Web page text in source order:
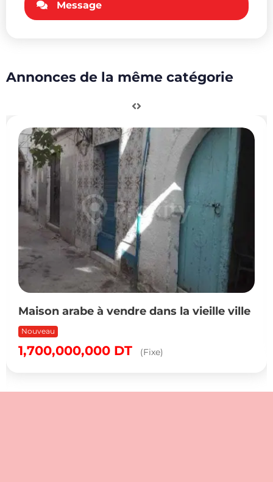
Message
Annonces de la même catégorie
Maison arabe à vendre dans la vieille ville
Nouveau
1,700,000,000 DT (Fixe)